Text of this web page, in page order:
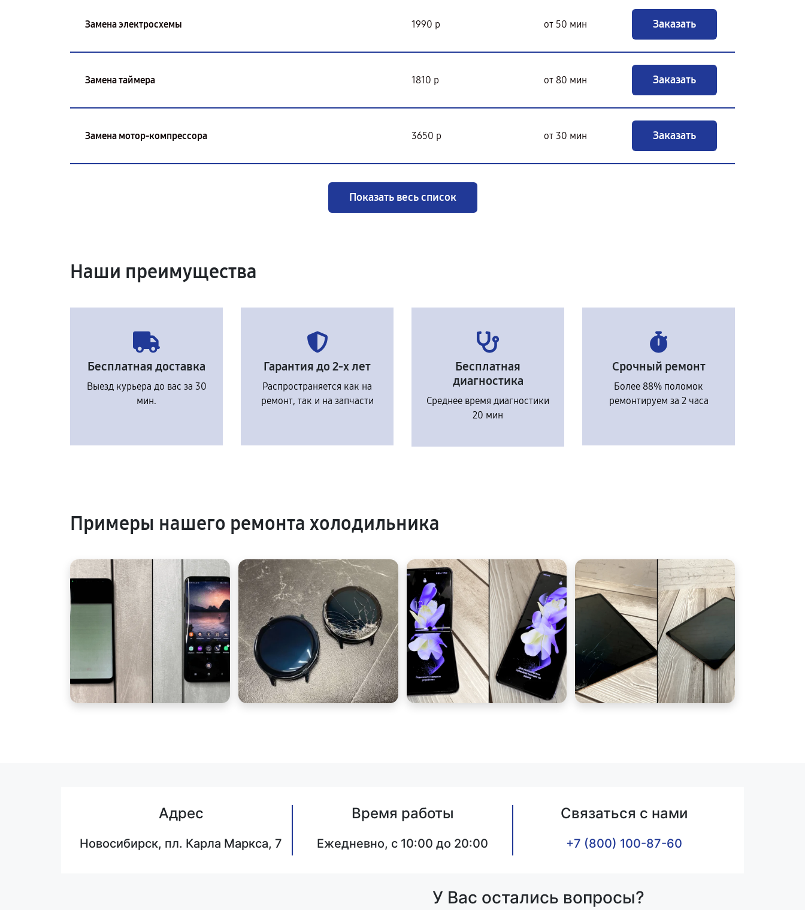
Замена электросхемы 1990 р от 50 мин Заказать
Замена таймера 1810 р от 80 мин Заказать
Замена мотор-компрессора 3650 р от 30 мин Заказать
Показать весь список
Наши преимущества
Бесплатная доставка
Выезд курьера до вас за 30
мин.
Гарантия до 2-х лет
Распространяется как на
ремонт, так и на запчасти
Бесплатная
диагностика
Среднее время диагностики
20 мин
Срочный ремонт
Более 88% поломок
ремонтируем за 2 часа
Примеры нашего ремонта холодильника
Адрес
Новосибирск, пл. Карла Маркса, 7
Время работы
Ежедневно, с 10:00 до 20:00
Связаться с нами
+7 (800) 100-87-60
У Вас остались вопросы?